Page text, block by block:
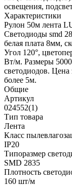
освещения,
Характеристики
Рулон 50м лента
Светодиоды smd
белая плата 8мм,
Угол 120°,
Вт/м. Размеры
светодиодов. Цена
более 5м.
Общие
Артикул
024552(1)
Тип товара
Лента
Класс
IP20
Типоразмер
SMD 2835
Плотность
160 шт/м